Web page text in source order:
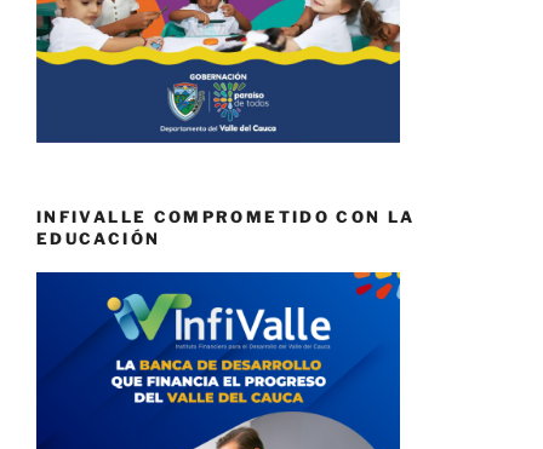
INFIVALLE COMPROMETIDO CON LA
EDUCACIÓN